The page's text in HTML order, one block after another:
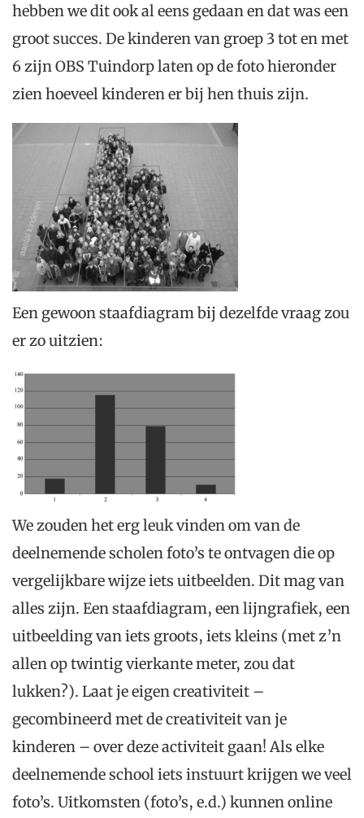
hebben we dit ook al eens gedaan en dat was een
groot succes. De kinderen van groep 3 tot en met
6 zijn OBS Tuindorp laten op de foto hieronder
zien hoeveel kinderen er bij hen thuis zijn.
Een gewoon staafdiagram bij dezelfde vraag zou
er zo uitzien:
We zouden het erg leuk vinden om van de
deelnemende scholen foto’s te ontvagen die op
vergelijkbare wijze iets uitbeelden. Dit mag van
alles zijn. Een staafdiagram, een lijngrafiek, een
uitbeelding van iets groots, iets kleins (met z’n
allen op twintig vierkante meter, zou dat
lukken?). Laat je eigen creativiteit –
gecombineerd met de creativiteit van je
kinderen – over deze activiteit gaan! Als elke
deelnemende school iets instuurt krijgen we veel
foto’s. Uitkomsten (foto’s, e.d.) kunnen online